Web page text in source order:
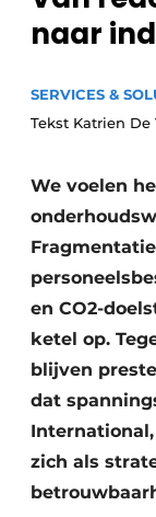
Privacy /
Vacatures
naar
SERVICES &
Tekst Katrien
We voelen
en CO2-
ketel op.
blijven
dat
zich als